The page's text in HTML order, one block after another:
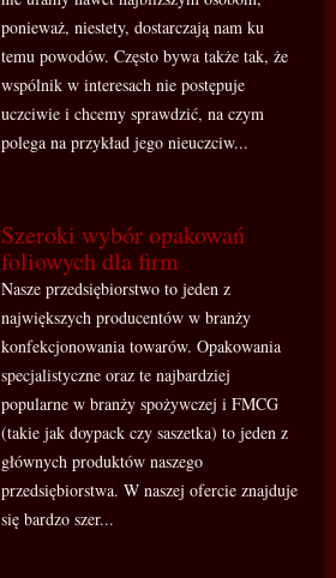
ponieważ, niestety, dostarczają nam ku
temu powodów. Często bywa także tak, że
wspólnik w interesach nie postępuje
uczciwie i chcemy sprawdzić, na czym
polega na przykład jego nieuczciw...
Szeroki wybór opakowań
foliowych dla firm
Nasze przedsiębiorstwo to jeden z
największych producentów w branży
konfekcjonowania towarów. Opakowania
specjalistyczne oraz te najbardziej
popularne w branży spożywczej i FMCG
(takie jak doypack czy saszetka) to jeden z
głównych produktów naszego
przedsiębiorstwa. W naszej ofercie znajduje
się bardzo szer...